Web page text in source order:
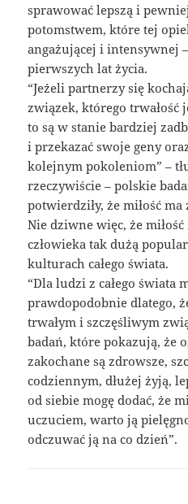
sprawować lepszą i
potomstwem, które tej
angażującej i intensywnej
pierwszych lat życia.
“Jeżeli partnerzy się
związek, którego trwałość
to są w stanie bardziej
i przekazać swoje geny
kolejnym pokoleniom” –
rzeczywiście – polskie
potwierdziły, że miłość
Nie dziwne więc, że
człowieka tak dużą
kulturach całego świata.
“Dla ludzi z całego świata
prawdopodobnie dlatego,
trwałym i szczęśliwym
badań, które pokazują, że
zakochane są zdrowsze,
codziennym, dłużej żyją,
od siebie mogę dodać, że
uczuciem, warto ją
odczuwać ją na co dzień”.